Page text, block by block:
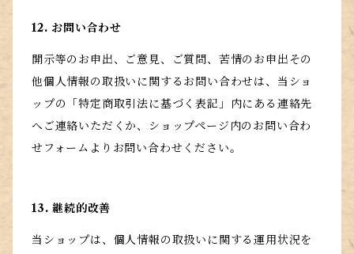
12. お問い合わせ
開示等のお申出、ご意見、ご質問、苦情のお申出その
他個人情報の取扱いに関するお問い合わせは、当ショ
ップの「特定商取引法に基づく表記」内にある連絡先
へご連絡いただくか、ショップページ内のお問い合わ
せフォームよりお問い合わせください。
13. 継続的改善
当ショップは、個人情報の取扱いに関する運用状況を